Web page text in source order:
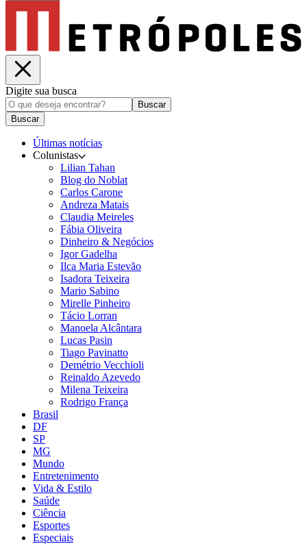
Digite sua busca
Buscar
Buscar
Últimas notícias
Colunistas
Lilian Tahan
Blog do Noblat
Carlos Carone
Andreza Matais
Claudia Meireles
Fábia Oliveira
Dinheiro & Negócios
Igor Gadelha
Ilca Maria Estevão
Isadora Teixeira
Mario Sabino
Mirelle Pinheiro
Tácio Lorran
Manoela Alcântara
Lucas Pasin
Tiago Pavinatto
Demétrio Vecchioli
Reinaldo Azevedo
Milena Teixeira
Rodrigo França
Brasil
DF
SP
MG
Mundo
Entretenimento
Vida & Estilo
Saúde
Ciência
Esportes
Especiais